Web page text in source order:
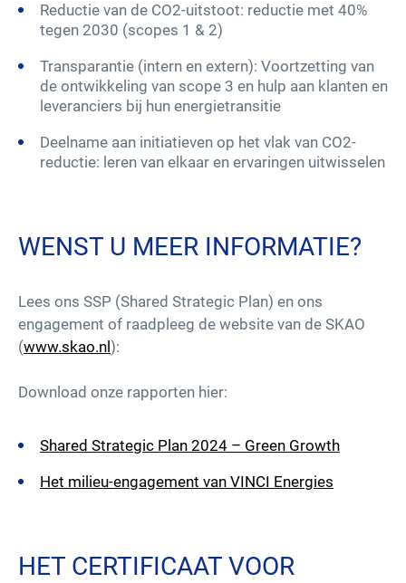
Reductie van de CO2-uitstoot: reductie met 40%
tegen 2030 (scopes 1 & 2)
Transparantie (intern en extern): Voortzetting van
de ontwikkeling van scope 3 en hulp aan klanten en
leveranciers bij hun energietransitie
Deelname aan initiatieven op het vlak van CO2-
reductie: leren van elkaar en ervaringen uitwisselen
WENST U MEER INFORMATIE?
Lees ons SSP (Shared Strategic Plan) en ons
engagement of raadpleeg de website van de SKAO
(www.skao.nl ):
Download onze rapporten hier:
Shared Strategic Plan 2024 – Green Growth
Het milieu-engagement van VINCI Energies
HET CERTIFICAAT VOOR